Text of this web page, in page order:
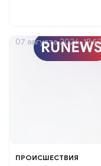
ПРОИСШЕСТВИЯ
07 августа 2026, 19:52